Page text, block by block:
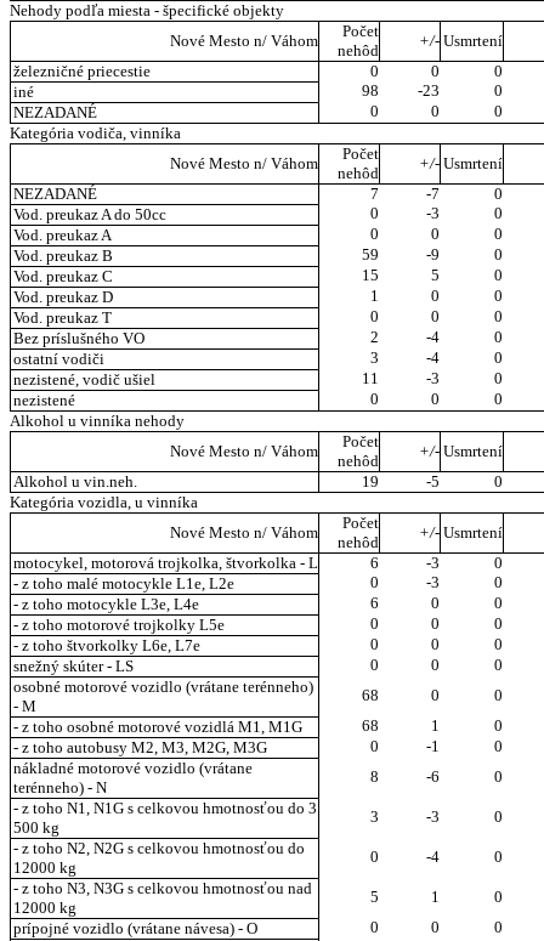
Nehody podľa miesta - špecifické objekty
Nové Mesto n/ Váhom
Počet
nehôd
+/- Usmrtení
železničné priecestie
0 0
0
iné
98 -23
0
NEZADANÉ
0 0
0
Kategória vodiča, vinníka
Nové Mesto n/ Váhom
Počet
nehôd
+/- Usmrtení
NEZADANÉ
7 -7
0
Vod. preukaz A do 50cc
0 -3
0
Vod. preukaz A
0 0
0
Vod. preukaz B
59 -9
0
Vod. preukaz C
15 5
0
Vod. preukaz D
1 0
0
Vod. preukaz T
0 0
0
Bez príslušného VO
2 -4
0
ostatní vodiči
3 -4
0
nezistené, vodič ušiel
11 -3
0
nezistené
0 0
0
Alkohol u vinníka nehody
Nové Mesto n/ Váhom
Počet
nehôd
+/- Usmrtení
Alkohol u vin.neh.
19 -5
0
Kategória vozidla, u vinníka
Nové Mesto n/ Váhom
Počet
nehôd
+/- Usmrtení
motocykel, motorová trojkolka, štvorkolka - L
6 -3
0
- z toho malé motocykle L1e, L2e
0 -3
0
- z toho motocykle L3e, L4e
6 0
0
- z toho motorové trojkolky L5e
0 0
0
- z toho štvorkolky L6e, L7e
0 0
0
snežný skúter - LS
0 0
0
osobné motorové vozidlo (vrátane terénneho)
- M
68 0
0
- z toho osobné motorové vozidlá M1, M1G
68 1
0
- z toho autobusy M2, M3, M2G, M3G
0 -1
0
nákladné motorové vozidlo (vrátane
terénneho) - N
8 -6
0
- z toho N1, N1G s celkovou hmotnosťou do 3
500 kg
3 -3
0
- z toho N2, N2G s celkovou hmotnosťou do
12000 kg
0 -4
0
- z toho N3, N3G s celkovou hmotnosťou nad
12000 kg
5 1
0
prípojné vozidlo (vrátane návesa) - O
0 0
0